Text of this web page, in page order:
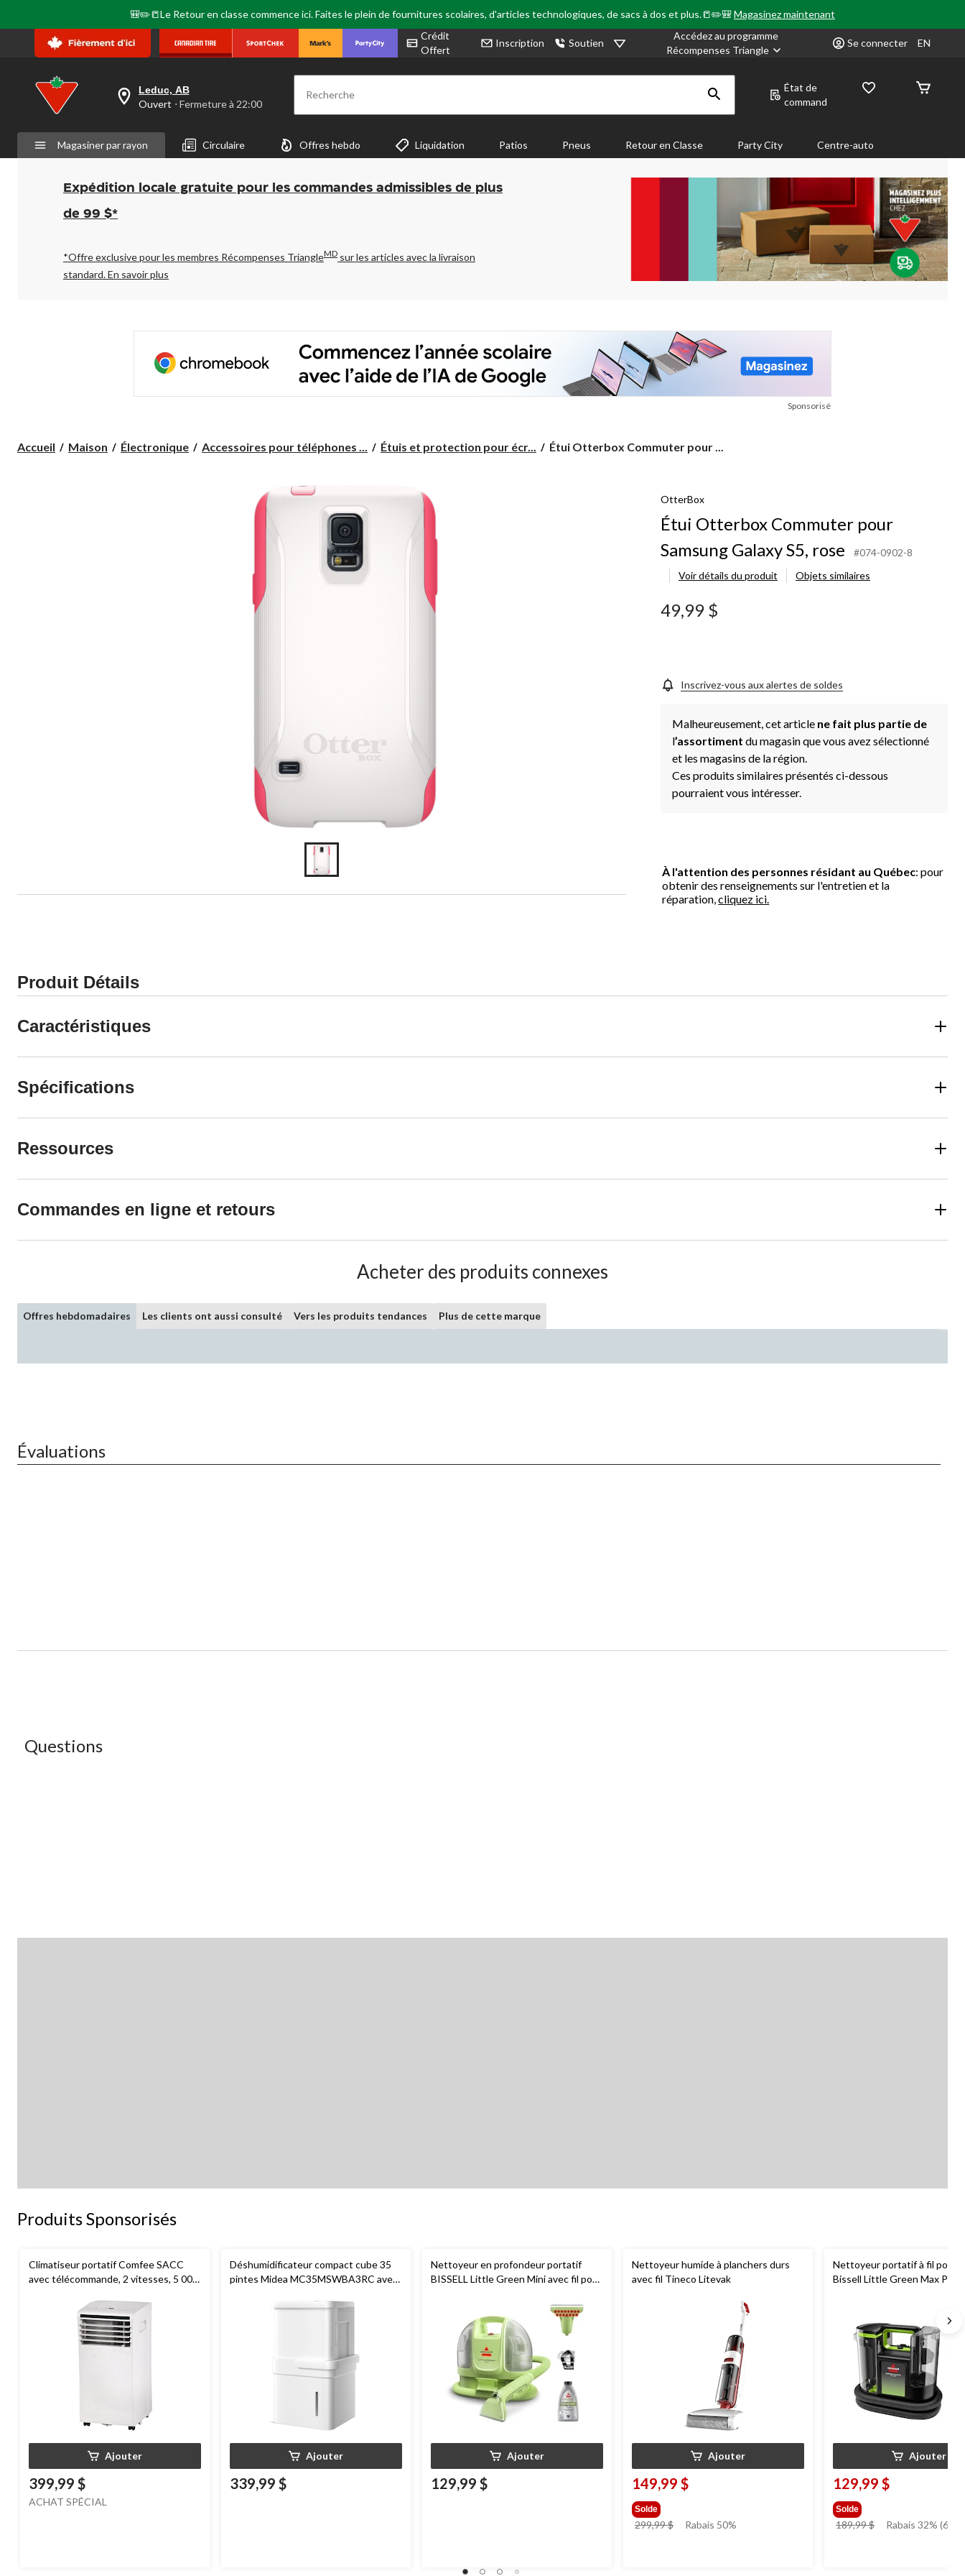
🎒✏️📒Le Retour en classe commence ici. Faites le plein de fournitures scolaires, d'articles technologiques, de sacs à dos et plus.📒✏️🎒Magasinez maintenant
Crédit
Offert
Inscription Soutien
Accédez au programme
Récompenses Triangle
Se connecter EN
votre
est
Leduc,
AB,
Ouvert,
Fermeture
à
pour
changer
Leduc, AB
Ouvert ⋅ Fermeture à 22:00 Recherche
État de
command
Magasiner par rayon Circulaire Offres hebdo Liquidation Patios Pneus Retour en Classe Party City Centre-auto
Expédition locale gratuite pour les commandes admissibles de plus
de 99 $*
*Offre exclusive pour les membres Récompenses TriangleMD sur les articles avec la livraison
standard.En savoir plus
Sponsorisé
Accueil Maison Électronique Accessoires pour téléphones ... Étuis et protection pour écr...
Étui
Étui Otterbox Commuter pour ...
OtterBox
Étui Otterbox Commuter pour
Samsung Galaxy S5, rose
#074-0902-8
Voir détails du produit
Objets similaires
49,99 $
Inscrivez-vous aux alertes de soldes
Malheureusement, cet article ne fait plus partie de
l’assortiment du magasin que vous avez sélectionné
et les magasins de la région.
Ces produits similaires présentés ci-dessous
pourraient vous intéresser.
À l'attention des personnes résidant au Québec: pour
obtenir des renseignements sur l'entretien et la
réparation,cliquez ici.
Produit Détails
Caractéristiques
Spécifications
Ressources
Commandes en ligne et retours
Acheter des produits connexes
Offres hebdomadaires Les clients ont aussi consulté Vers les produits tendances Plus de cette marque
Évaluations
Questions
Produits Sponsorisés
Climatiseur portatif Comfee SACC
avec télécommande, 2 vitesses, 5 000
Ajouter
399,99 $
ACHAT SPÉCIAL
Déshumidificateur compact cube 35
pintes Midea MC35MSWBA3RC avec
sous-sol, certifié ENERGY STAR, blanc
Ajouter
339,99 $
Nettoyeur en profondeur portatif
BISSELL Little Green Mini avec fil pour
Ajouter
129,99 $
Nettoyeur humide à planchers durs
avec fil Tineco Litevak
Ajouter
149,99 $
Solde
299,99 $
prixRabais 50%
Nettoyeur portatif à fil pour
Bissell Little Green Max Pet
Ajouter
129,99 $
Solde
189,99 $
prixRabais 32%